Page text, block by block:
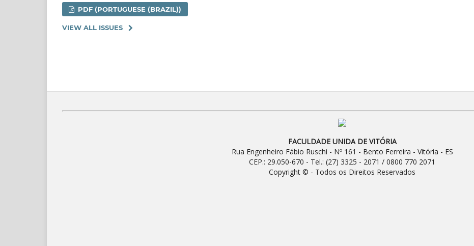
PDF (PORTUGUESE (BRAZIL))
VIEW ALL ISSUES
FACULDADE UNIDA DE VITÓRIA
Rua Engenheiro Fábio Ruschi - Nº 161 - Bento Ferreira - Vitória - ES
CEP.: 29.050-670 - Tel.: (27) 3325 - 2071 / 0800 770 2071
Copyright © - Todos os Direitos Reservados